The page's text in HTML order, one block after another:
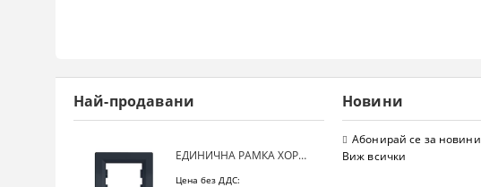
Най-продавани
ЕДИНИЧНА РАМКА ХОРИЗОНТАЛНА SCHNEIDER ASFORA EPH5800171 - АНТРАЦИТ
Цена без ДДС:
Новини
Абонирай се за новини
Виж всички